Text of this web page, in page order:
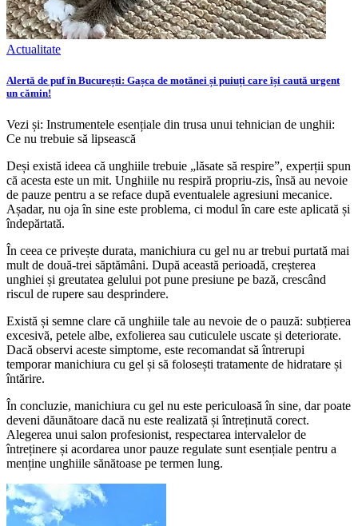
Actualitate
Alertă de puf în București: Gașca de motănei și puiuți care își caută urgent
un cămin!
Vezi și: Instrumentele esențiale din trusa unui tehnician de unghii:
Ce nu trebuie să lipsească
Deși există ideea că unghiile trebuie „lăsate să respire”, experții spun
că acesta este un mit. Unghiile nu respiră propriu-zis, însă au nevoie
de pauze pentru a se reface după eventualele agresiuni mecanice.
Așadar, nu oja în sine este problema, ci modul în care este aplicată și
îndepărtată.
În ceea ce privește durata, manichiura cu gel nu ar trebui purtată mai
mult de două-trei săptămâni. După această perioadă, creșterea
unghiei și greutatea gelului pot pune presiune pe bază, crescând
riscul de rupere sau desprindere.
Există și semne clare că unghiile tale au nevoie de o pauză: subțierea
excesivă, petele albe, exfolierea sau cuticulele uscate și deteriorate.
Dacă observi aceste simptome, este recomandat să întrerupi
temporar manichiura cu gel și să folosești tratamente de hidratare și
întărire.
În concluzie, manichiura cu gel nu este periculoasă în sine, dar poate
deveni dăunătoare dacă nu este realizată și întreținută corect.
Alegerea unui salon profesionist, respectarea intervalelor de
întreținere și acordarea unor pauze regulate sunt esențiale pentru a
menține unghiile sănătoase pe termen lung.